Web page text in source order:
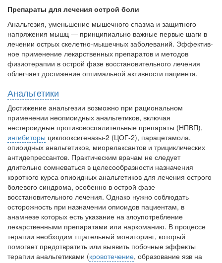
заключается в
нахождении одного из
родителей в
больничной палате
бесплатно, в течении всего срока лечения...
Препараты для лечения острой боли
Анальгезия, уменьшение мышечного спазма и защитного
напряжения мышц — принципи­ально важные первые шаги в
лечении острых скелетно-мышечных заболеваний. Эффектив­
ное применение лекарственных препаратов и методов
физиотерапии в острой фазе восста­новительного лечения
облегчает достижение оптимальной активности пациента.
Анальгетики
Достижение анальгезии возможно при ра­циональном
применении неопиоидных аналь­гетиков, включая
нестероидные противовос­палительные препараты (НПВП),
ингибиторы циклооксигеназы-2 (ЦОГ-2), парацетамола,
опиоидных анальгетиков, миорелаксантов и трициклических
антидепрессантов. Практиче­ским врачам не следует
длительно сомневаться в целесообразности назначения
короткого кур­са опиоидных анальгетиков для лечения остро­го
болевого синдрома, особенно в острой фазе
восстановительного лечения. Однако нужно соблюдать
осторожность при назначении опиоидов пациентам, в
анамнезе которых есть указание на злоупотребление
лекарственны­ми препаратами или наркоманию. В процессе
терапии необходим тщательный мониторинг, который
помогает предотвратить или выявить побочные эффекты
терапии анальгетиками (кровотечение, образование язв на